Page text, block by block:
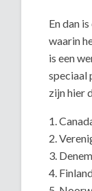
En dan
waarin
is een
speciaal
zijn hier
1.
2.
3.
4.